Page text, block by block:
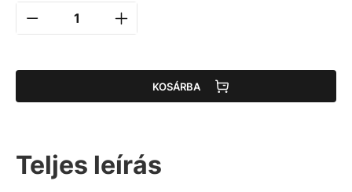
KOSÁRBA
Teljes leírás